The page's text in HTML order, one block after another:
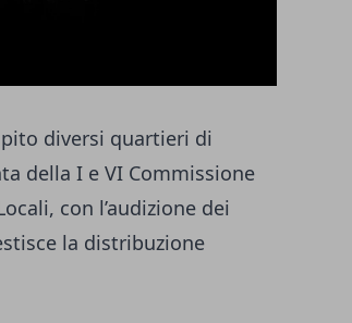
diversi quartieri di
della I e VI Commissione
con l’audizione dei
la distribuzione